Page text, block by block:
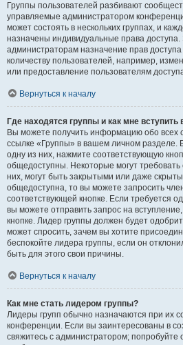
Группы пользователей разбивают
управляемые администратором
может состоять в нескольких группах, и
назначены индивидуальные права доступа.
администраторам назначение прав
количеству пользователей, например,
или предоставление пользователям
Вернуться к началу
Где находятся группы и как мне вступить
Вы можете получить информацию обо всех
ссылке «Группы» в вашем личном разделе.
одну из них, нажмите соответствующую
общедоступны. Некоторые могут
них, могут быть закрытыми или даже
общедоступна, то вы можете запросить
соответствующей кнопке. Если требуется
вы можете отправить запрос на
кнопке. Лидер группы должен будет
может спросить, зачем вы хотите
беспокойте лидера группы, если он
быть для этого свои причины.
Вернуться к началу
Как мне стать лидером группы?
Лидеры групп обычно назначаются при их
конференции. Если вы заинтересованы в
свяжитесь с администратором; попробуйте